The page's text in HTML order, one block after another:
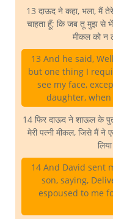
13 दाऊद ने कहा, भला, मैं
चाहता हूँ; कि जब तू मुझ से
मीकल को न
13 And he said,
but one thing I
see my face,
daughter,
14 फिर दाऊद ने शाऊल के
मेरी पत्नी मीकल, जिसे मैं ने
14 And David sent
son, saying,
espoused to me